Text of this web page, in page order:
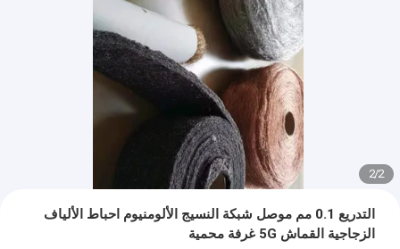
2
/
2
التدريع 0.1 مم موصل شبكة النسيج الألومنيوم احباط الألياف
الزجاجية القماش 5G غرفة محمية